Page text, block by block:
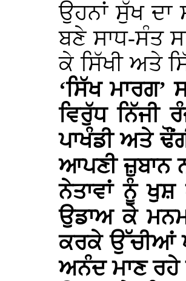
ਉਹਨਾਂ ਸੁੱਖ
ਬਣੇ ਸਾਧ-ਸੰਤ
ਕੇ ਸਿੱਖੀ ਅਤੇ
‘ਸਿੱਖ
ਵਿਰੁੱਧ
ਪਾਖੰਡੀ ਅਤੇ
ਆਪਣੀ ਜ਼ੁਬਾਨ
ਨੇਤਾਵਾਂ ਨੂੰ
ਉਡਾਅ ਕੇ
ਕਰਕੇ ਉੱਚੀਆਂ
ਅਨੰਦ ਮਾਣ ਰਹੇ